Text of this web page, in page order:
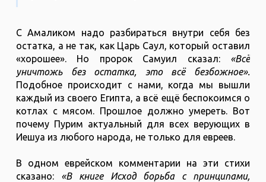
С Амаликом надо разбираться внутри себя без
остатка, а не так, как Царь Саул, который оставил
«хорошее». Но пророк Самуил сказал: «Всё
уничтожь без остатка, это всё безбожное».
Подобное происходит с нами, когда мы вышли
каждый из своего Египта, а всё ещё беспокоимся о
котлах с мясом. Прошлое должно умереть. Вот
почему Пурим актуальный для всех верующих в
Иешуа из любого народа, не только для евреев.
В одном еврейском комментарии на эти стихи
сказано: «В книге Исход борьба с принципами,